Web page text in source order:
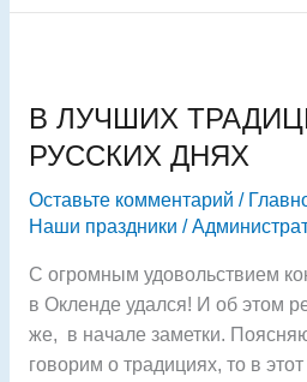
В ЛУЧШИХ
РУССКИХ ДНЯХ
Оставьте комментарий /
Наши праздники /
С огромным удовольствием
в Окленде удался! И об этом
же, в начале заметки.
говорим о традициях, то в
ТРАДИЦИЯХ
–
РУССКИХ
ДНЯХ